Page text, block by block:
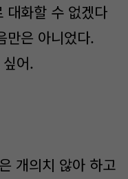
대화할 수 없겠다
만은 아니었다.
어.
개의치 않아 하고